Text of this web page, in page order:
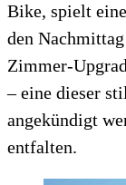
Bike, spielt
den
Zimmer-
– eine dieser
angekündigt
entfalten.